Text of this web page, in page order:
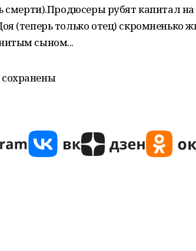
смерти).Продюсеры рубят капитал
(теперь только отец) скромненько
сыном...